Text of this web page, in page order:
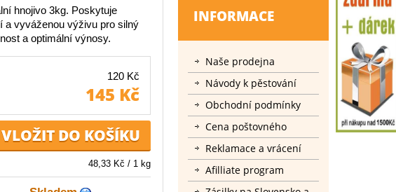
hnojivo 3kg. Poskytuje
a vyváženou výživu pro silný
a optimální výnosy.
120 Kč
145 Kč
48,33 Kč / 1 kg
INFORMACE
Naše prodejna
Návody k pěstování
Obchodní podmínky
Cena poštovného
Reklamace a vrácení
Afilliate program